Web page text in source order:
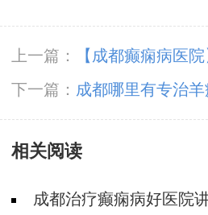
上一篇：
【成都癫痫病医
友谊医院神经内科陈葵博
额有限预约从速
下一篇： 成都哪里有专治
患者的饮食有哪些?
相关阅读
成都治疗癫痫病好医院